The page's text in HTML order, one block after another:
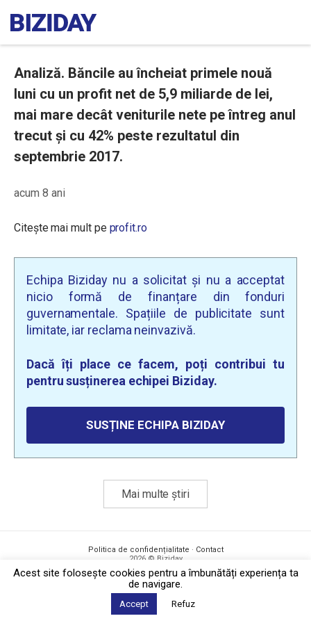
Analiză. Băncile au încheiat primele nouă
luni cu un profit net de 5,9 miliarde de lei,
mai mare decât veniturile nete pe întreg anul
trecut și cu 42% peste rezultatul din
septembrie 2017.
acum 8 ani
Citește mai mult pe profit.ro
Echipa Biziday nu a solicitat și nu a acceptat
nicio formă de finanțare din fonduri
guvernamentale. Spațiile de publicitate sunt
limitate, iar reclama neinvazivă.
Dacă îți place ce facem, poți contribui tu
pentru susținerea echipei Biziday.
SUSȚINE ECHIPA BIZIDAY
Mai multe știri
Politica de confidențialitate · Contact
2026 © Biziday
Acest site foloseşte cookies pentru a îmbunătăți experiența ta
de navigare.
Accept Refuz